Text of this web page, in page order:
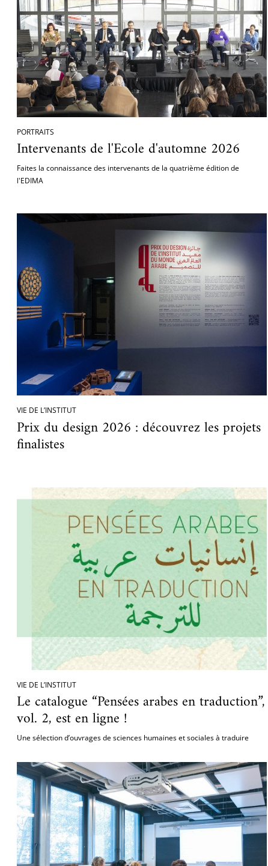
Festivals
Cinéma
Musique
Littérature et poésie
Centre de
Le projet de nouveau musée
Les rencontres économiques du monde arabe
Takam Tikou
Les Journées de l'histoire de l'IMA
PORTRAITS
Intervenants de l'Ecole d'automne 2026
Faites la connaissance des intervenants de la quatrième édition de
l'EDIMA
VIE DE L’INSTITUT
Prix du design 2026 : découvrez les projets
finalistes
VIE DE L’INSTITUT
Le catalogue “Pensées arabes en traduction”,
vol. 2, est en ligne !
Une sélection d’ouvrages de sciences humaines et sociales à traduire